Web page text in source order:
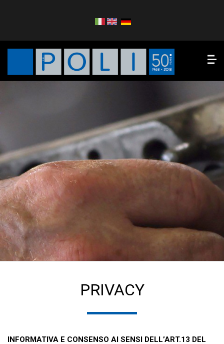
PRIVACY
INFORMATIVA E CONSENSO AI SENSI DELL’ART.13 DEL